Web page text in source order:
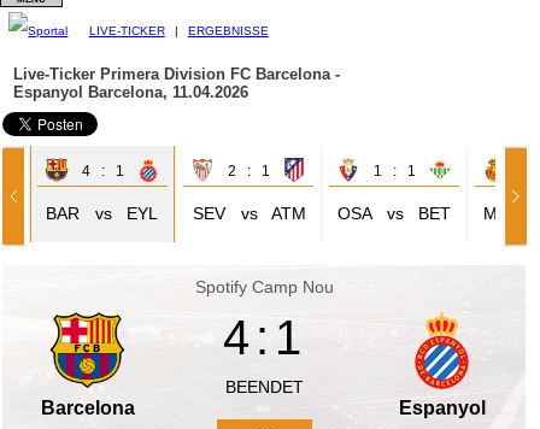
LIVE-TICKER | ERGEBNISSE
Live-Ticker Primera Division FC Barcelona -
Espanyol Barcelona, 11.04.2026
4 : 1
BAR vs EYL
2 : 1
SEV vs ATM
1 : 1
OSA vs BET MAL
Spotify Camp Nou
Barcelona
4:1
BEENDET
Espanyol